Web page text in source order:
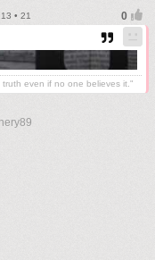
• 21
even if no one believes it."